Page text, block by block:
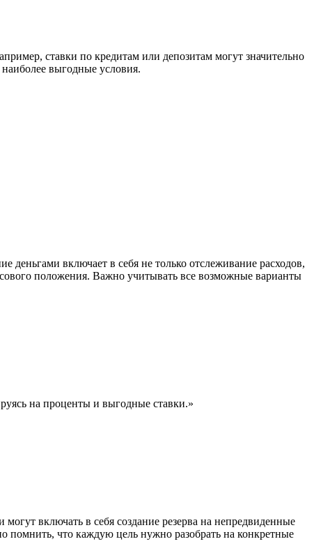
ставки по кредитам или депозитам могут значительно
выгодные условия.
включает в себя не только отслеживание расходов,
положения. Важно учитывать все возможные варианты
на проценты и выгодные ставки.»
включать в себя создание резерва на непредвиденные
что каждую цель нужно разобрать на конкретные